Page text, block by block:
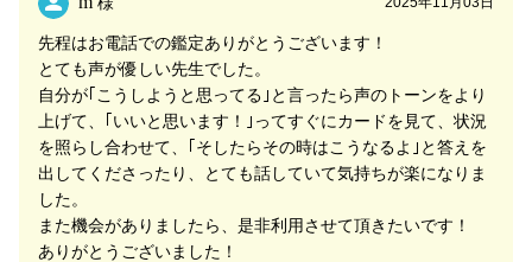
先程はお電話での鑑定ありがとうございます！
とても声が優しい先生でした。
自分が｢こうしようと思ってる｣と言ったら声のトーンをより
上げて、｢いいと思います！｣ってすぐにカードを見て、状況
を照らし合わせて、｢そしたらその時はこうなるよ｣と答えを
出してくださったり、とても話していて気持ちが楽になりま
した。
また機会がありましたら、是非利用させて頂きたいです！
ありがとうございました！